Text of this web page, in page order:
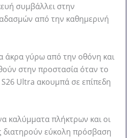
συμβάλλει στην
από την καθημερινή
γύρω από την οθόνη και
στην προστασία όταν το
Ultra ακουμπά σε επίπεδη
καλύμματα πλήκτρων και οι
διατηρούν εύκολη πρόσβαση